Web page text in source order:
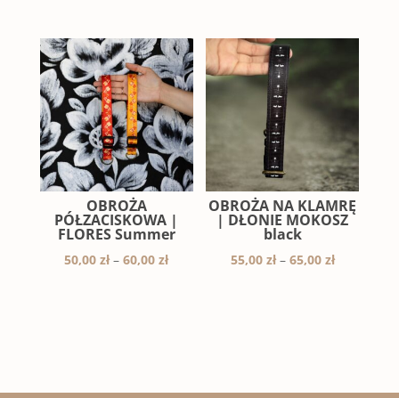
OBROŻA
PÓŁZACISKOWA |
FLORES Summer
50,00zł – 60,00złZakres
OBROŻA NA KLAMRĘ
| DŁONIE MOKOSZ
black
55,00 zł – 65,00 złZakres